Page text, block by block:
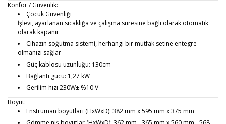
Konfor / Güvenlik:
Çocuk Güvenliği
İşlevi, ayarlanan sıcaklığa ve çalışma süresine bağlı olarak otomatik
olarak kapanır
Cihazın soğutma sistemi, herhangi bir mutfak setine entegre
olmanızı sağlar
Güç kablosu uzunluğu: 130cm
Bağlantı gücü: 1,27 kW
Gerilim hızı 230W± %10 V
Boyut:
Enstrüman boyutları (HxWxD): 382 mm x 595 mm x 375 mm